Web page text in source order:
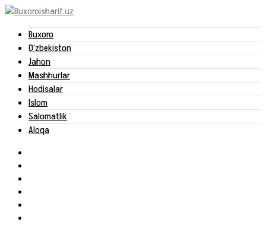
Buxoro
O‘zbekiston
Jahon
Mashhurlar
Hodisalar
Islom
Salomatlik
Aloqa